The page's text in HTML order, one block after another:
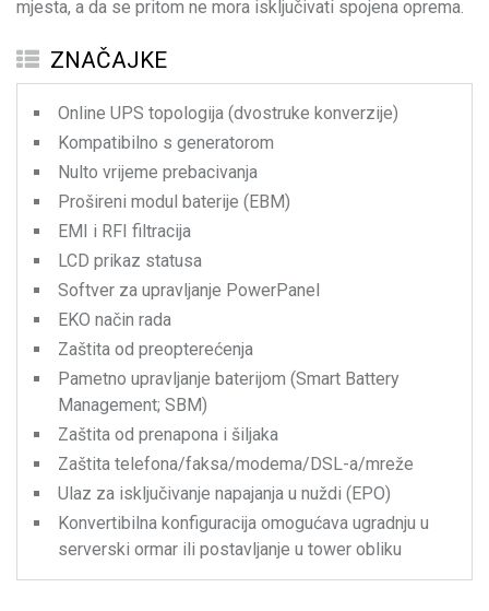
mjesta, a da se pritom ne mora isključivati spojena oprema.
ZNAČAJKE
Online UPS topologija (dvostruke konverzije)
Kompatibilno s generatorom
Nulto vrijeme prebacivanja
Prošireni modul baterije (EBM)
EMI i RFI filtracija
LCD prikaz statusa
Softver za upravljanje PowerPanel
EKO način rada
Zaštita od preopterećenja
Pametno upravljanje baterijom (Smart Battery
Management; SBM)
Zaštita od prenapona i šiljaka
Zaštita telefona/faksa/modema/DSL-a/mreže
Ulaz za isključivanje napajanja u nuždi (EPO)
Konvertibilna konfiguracija omogućava ugradnju u
serverski ormar ili postavljanje u tower obliku